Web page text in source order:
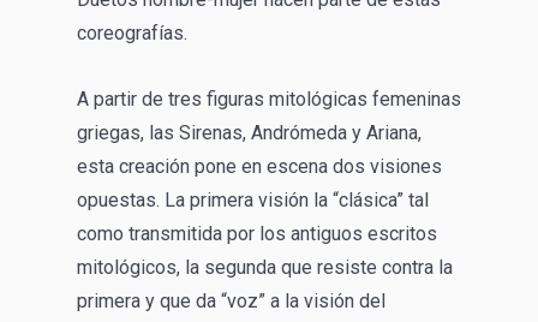
coreografías.
A partir de tres figuras mitológicas femeninas
griegas, las Sirenas, Andrómeda y Ariana,
esta creación pone en escena dos visiones
opuestas. La primera visión la “clásica” tal
como transmitida por los antiguos escritos
mitológicos, la segunda que resiste contra la
primera y que da “voz” a la visión del